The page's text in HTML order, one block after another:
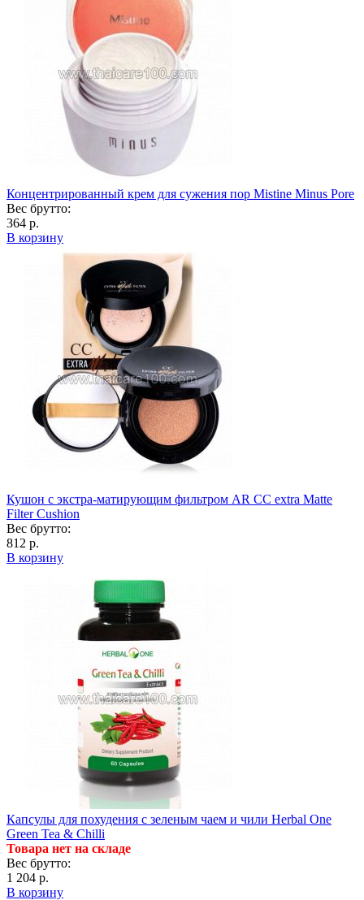
Концентрированный крем для сужения пор Mistine Minus Pore
Вес брутто:
364 р.
В корзину
Кушон с экстра-матирующим фильтром AR CC extra Matte
Filter Cushion
Вес брутто:
812 р.
В корзину
Капсулы для похудения с зеленым чаем и чили Herbal One
Green Tea & Chilli
Товара нет на складе
Вес брутто:
1 204 р.
В корзину